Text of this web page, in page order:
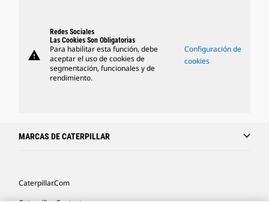
warning
Redes Sociales
Las Cookies Son Obligatorias
Para habilitar esta función, debe
aceptar el uso de cookies de
segmentación, funcionales y de
rendimiento.
Configuración de
cookies
MARCAS DE CATERPILLAR
Caterpillar.com